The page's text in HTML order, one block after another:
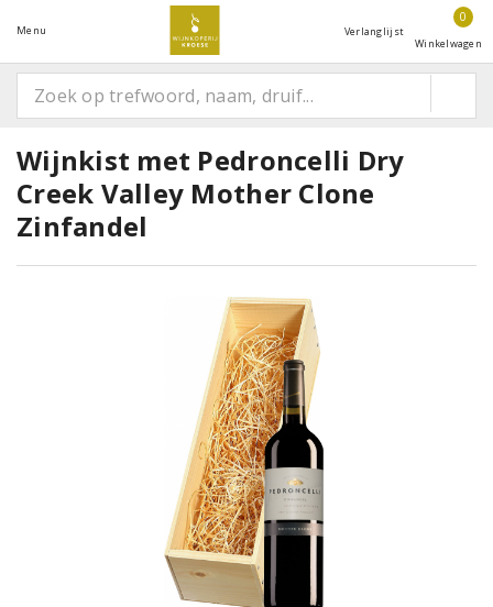
Menu Verlanglijst
0
Winkelwagen
Wijnkist met Pedroncelli Dry
Creek Valley Mother Clone
Zinfandel